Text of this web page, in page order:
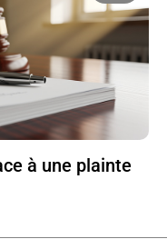
à une plainte